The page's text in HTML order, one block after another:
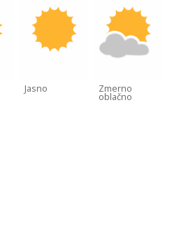
Jasno Zmerno
oblačno